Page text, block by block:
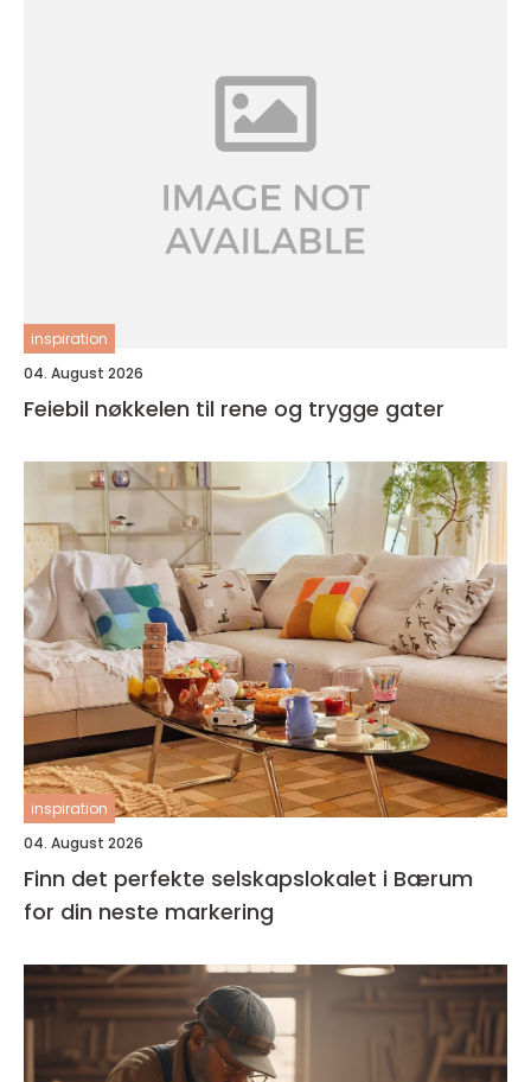
inspiration
04. August 2026
Feiebil nøkkelen til rene og trygge gater
inspiration
04. August 2026
Finn det perfekte selskapslokalet i Bærum
for din neste markering